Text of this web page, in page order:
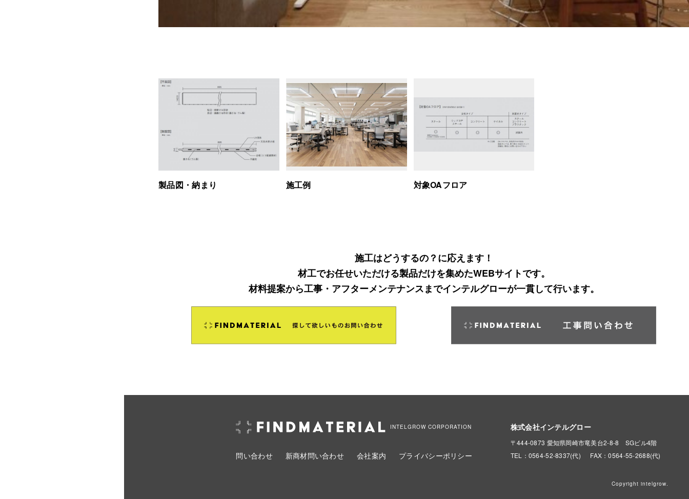
製品図・納まり 施工例 対象OAフロア
施工はどうするの？に応えます！
材工でお任せいただける製品だけを集めたWEBサイトです。
材料提案から工事・アフターメンテナンスまでインテルグローが一貫して行います。
INTELGROW CORPORATION
問い合わせ 新商材問い合わせ 会社案内 プライバシーポリシー
株式会社インテルグロー
〒444-0873 愛知県岡崎市竜美台2-8-8 SGビル4階
TEL：0564-52-8337(代)
FAX：0564-55-2688(代)
Copyright intelgrow.